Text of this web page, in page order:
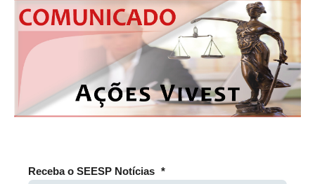
GUIA DAS ENGENHARIAS
CONTATO
CURSOS
ENGENHEIRO EMPREENDEDOR
BENEFÍCIOS
Receba o SEESP Notícias *